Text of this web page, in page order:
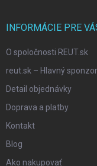
INFORMÁCIE PRE
O spoločnosti REUT.sk
reut.sk – Hlavný
Detail objednávky
Doprava a platby
Kontakt
Blog
Ako nakupovať